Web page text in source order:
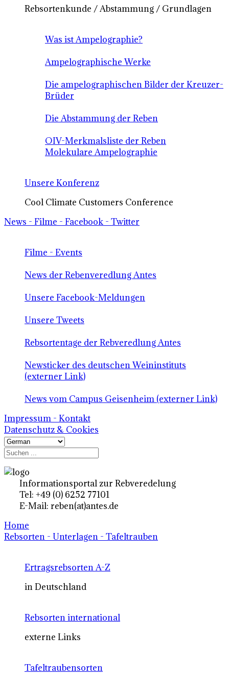
Rebsortenkunde / Abstammung / Grundlagen
Was ist Ampelographie?
Ampelographische Werke
Die ampelographischen Bilder der Kreuzer-
Brüder
Die Abstammung der Reben
OIV-Merkmalsliste der Reben
Molekulare Ampelographie
Unsere Konferenz
Cool Climate Customers Conference
News - Filme - Facebook - Twitter
Filme - Events
News der Rebenveredlung Antes
Unsere Facebook-Meldungen
Unsere Tweets
Rebsortentage der Rebveredlung Antes
Newsticker des deutschen Weininstituts
(externer Link)
News vom Campus Geisenheim (externer Link)
Impressum - Kontakt
Datenschutz & Cookies
Informationsportal zur Rebveredelung
Tel: +49 (0) 6252 77101
E-Mail: reben(at)antes.de
Home
Rebsorten - Unterlagen - Tafeltrauben
Ertragsrebsorten A-Z
in Deutschland
Rebsorten international
externe Links
Tafeltraubensorten